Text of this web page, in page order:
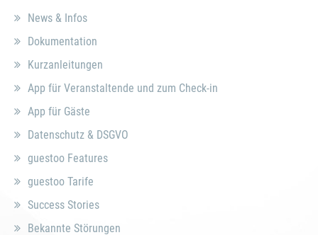
News & Infos
Dokumentation
Kurzanleitungen
App für Veranstaltende und zum Check-in
App für Gäste
Datenschutz & DSGVO
guestoo Features
guestoo Tarife
Success Stories
Bekannte Störungen